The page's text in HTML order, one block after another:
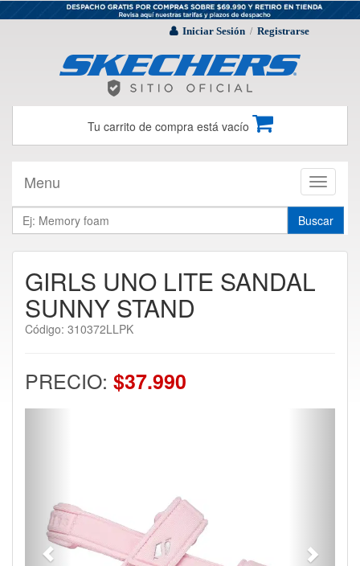
Iniciar Sesión / Registrarse
Tu carrito de compra está vacío
Toggle
Menu
Buscar
GIRLS UNO LITE SANDAL
SUNNY STAND
Código: 310372LLPK
PRECIO: $37.990